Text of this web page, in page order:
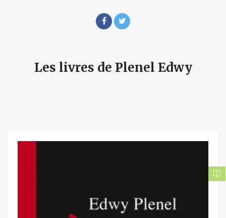
Les livres de Plenel Edwy